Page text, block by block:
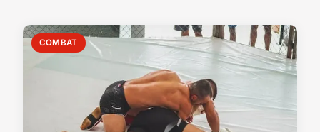
COMBAT